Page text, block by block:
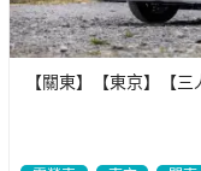
【關東】【東京】【